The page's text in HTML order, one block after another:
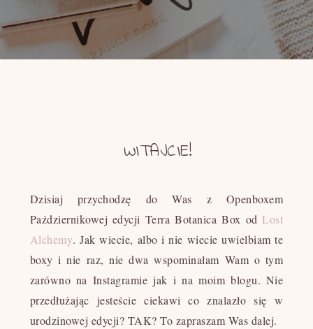
WITAJCIE!
Dzisiaj przychodzę do Was z Openboxem
Październikowej edycji Terra Botanica Box od Lost
Alchemy. Jak wiecie, albo i nie wiecie uwielbiam te
boxy i nie raz, nie dwa wspominałam Wam o tym
zarówno na Instagramie jak i na moim blogu. Nie
przedłużając jesteście ciekawi co znalazło się w
urodzinowej edycji? TAK? To zapraszam Was dalej.